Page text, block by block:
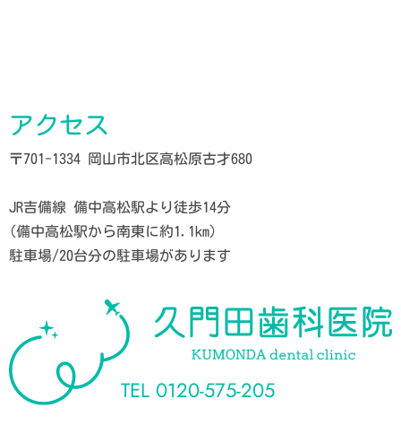
アクセス
〒701-1334 岡山市北区高松原古才680
JR吉備線 備中高松駅より徒歩14分
(備中高松駅から南東に約1.1km)
駐車場/20台分の駐車場があります
TEL 0120-575-205